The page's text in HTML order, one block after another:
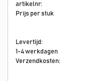
artikelnr:
Prijs per stuk
Levertijd:
1-4 werkdagen
Verzendkosten: